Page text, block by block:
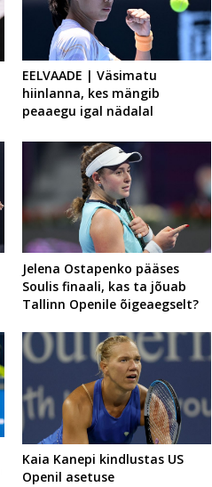
EELVAADE | Väsimatu
hiinlanna, kes mängib
peaaegu igal nädalal
Jelena Ostapenko pääses
Soulis finaali, kas ta jõuab
Tallinn Openile õigeaegselt?
Kaia Kanepi kindlustas US
Openil asetuse